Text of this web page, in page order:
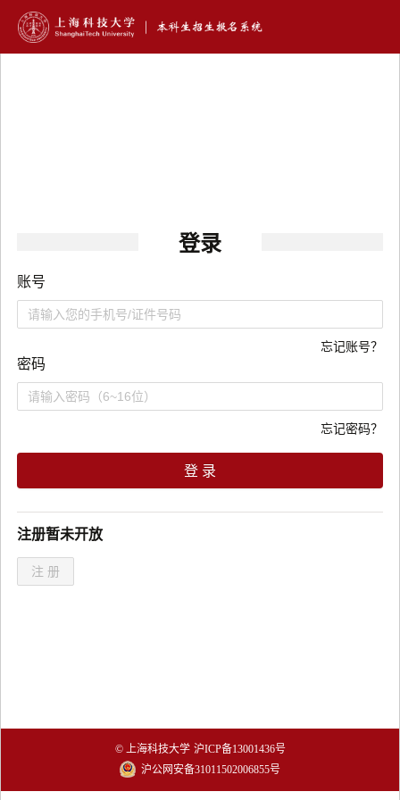
登录
账号
忘记账号？
密码
忘记密码？
登 录
注册暂未开放
注 册
© 上海科技大学 沪ICP备13001436号
沪公网安备31011502006855号